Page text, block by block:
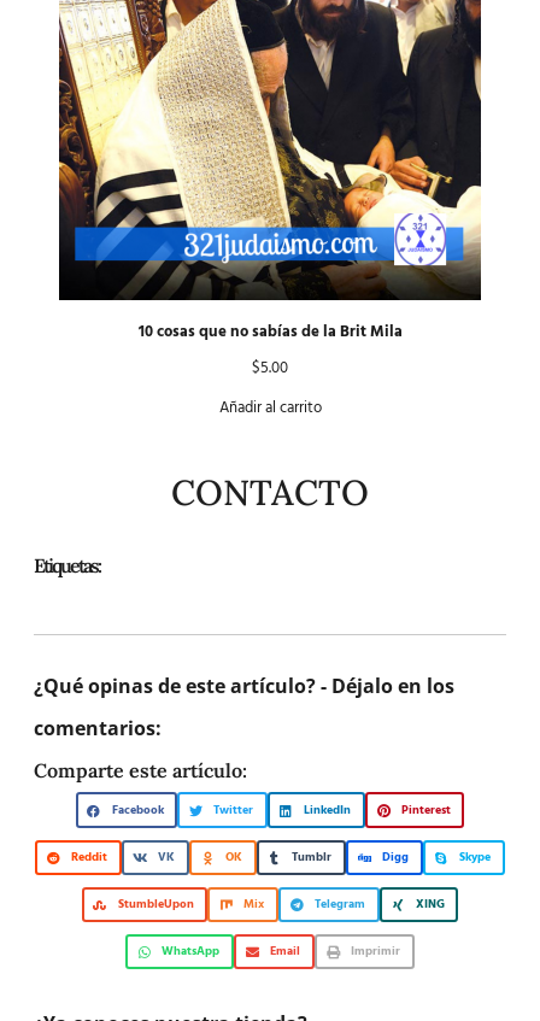
10 cosas que no sabías de la Brit Mila
$5.00
Añadir al carrito
CONTACTO
Etiquetas:
¿Qué opinas de este artículo? - Déjalo en los
comentarios:
Comparte este artículo:
Facebook Twitter LinkedIn Pinterest
Reddit VK OK Tumblr Digg Skype
StumbleUpon Mix Telegram XING
WhatsApp Email Imprimir